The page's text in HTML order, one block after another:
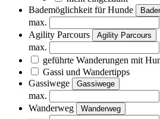
Bademöglichkeit für Hunde
max.
Agility Parcours
Agility Parcours
max.
geführte Wanderungen mit
Gassi und Wandertipps
Gassiwege
Gassiwege
max.
Wanderweg
Wanderweg